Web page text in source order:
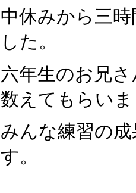
中休みから三
した。
六年生のお兄
数えてもらい
みんな練習の
す。